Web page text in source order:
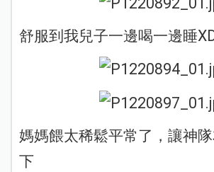
舒服到我兒子一邊喝一邊睡
媽媽餵太稀鬆平常了，讓神
下